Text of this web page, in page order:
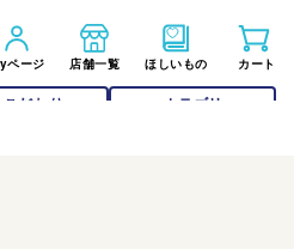
こだわり カテゴリー
ページ 店舗一覧 ほしいもの カート